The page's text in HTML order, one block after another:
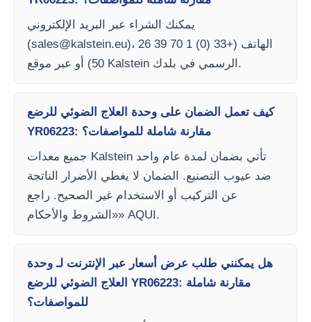
يمكنك الشراء عبر البريد الإلكتروني
(sales@kalstein.eu)، الهاتف (+33 (0) 1 70 39 26
50) أو عبر موقع Kalstein الرسمي في بلدك.
كيف تعمل الضمان على وحدة العلاج الضوئي للرضع
YR06223: مقارنة شاملة للمواصفات؟
جميع معدات Kalstein تأتي بضمان لمدة عام واحد
ضد عيوب التصنيع. الضمان لا يغطي الأضرار الناتجة
عن التركيب أو الاستخدام غير الصحيح. راجع
«الشروط والأحكام» AQUI.
هل يمكنني طلب عرض أسعار عبر الإنترنت لـ وحدة
العلاج الضوئي للرضع YR06223: مقارنة شاملة
للمواصفات؟